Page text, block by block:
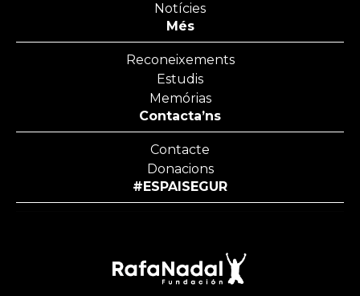
Notícies
Més
Reconeixements
Estudis
Memórias
Contacta’ns
Contacte
Donacions
#ESPAISEGUR